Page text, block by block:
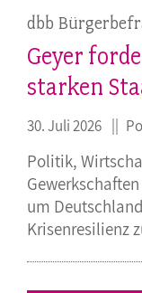
dbb
Geyer
starken
30. Juli 2026
Politik,
um
Krisenresilienz